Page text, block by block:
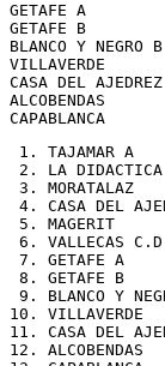
GETAFE A
GETAFE B
BLANCO Y
VILLAVERDE
CASA DEL
ALCOBENDAS
1. TAJAMAR A
2. LA DIDACTICA
3. MORATALAZ
4. CASA DEL
5. MAGERIT
6. VALLECAS
7. GETAFE A
8. GETAFE B
9. BLANCO Y
10. VILLAVERDE
11. CASA DEL
12. ALCOBENDAS